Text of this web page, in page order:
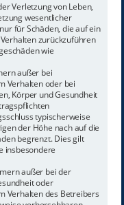
Verletzung von Leben,
wesentlicher
für Schäden, die auf ein
zurückzuführen
wie
außer bei
Verhalten oder bei
Körper und Gesundheit
typischerweise
der Höhe nach auf die
begrenzt. Dies gilt
insbesondere
außer bei der
oder
Verhalten des Betreibers